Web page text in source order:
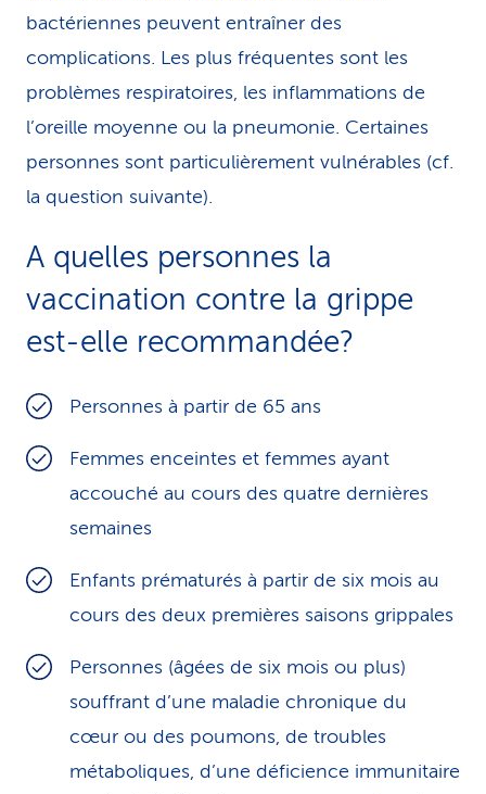
bactériennes peuvent entraîner des
complications. Les plus fréquentes sont les
problèmes respiratoires, les inflammations de
l’oreille moyenne ou la pneumonie. Certaines
personnes sont particulièrement vulnérables (cf.
la question suivante).
A quelles personnes la
vaccination contre la grippe
est-elle recommandée?
Personnes à partir de 65 ans
Femmes enceintes et femmes ayant
accouché au cours des quatre dernières
semaines
Enfants prématurés à partir de six mois au
cours des deux premières saisons grippales
Personnes (âgées de six mois ou plus)
souffrant d’une maladie chronique du
cœur ou des poumons, de troubles
métaboliques, d’une déficience immunitaire